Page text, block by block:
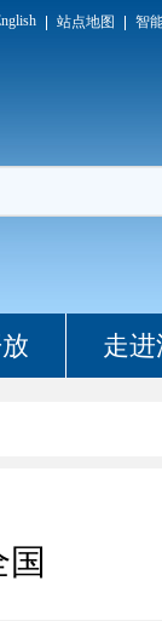
站点地图 智
走进